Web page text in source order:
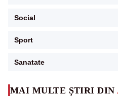
MAI MULTE ȘTIRI DIN
Social
Sport
Sanatate